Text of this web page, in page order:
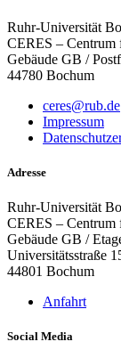
Ruhr-Universität
CERES – Centrum
Gebäude GB /
44780 Bochum
ceres@rub.de
Impressum
Adresse
Ruhr-Universität
CERES – Centrum
Gebäude GB /
Universitätsstraße
44801 Bochum
Anfahrt
Social Media